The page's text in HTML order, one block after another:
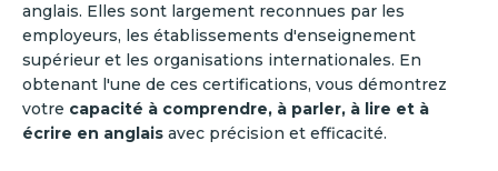
anglais. Elles sont largement reconnues par les
employeurs, les établissements d'enseignement
supérieur et les organisations internationales. En
obtenant l'une de ces certifications, vous démontrez
votre capacité à comprendre, à parler, à lire et à
écrire en anglais avec précision et efficacité.